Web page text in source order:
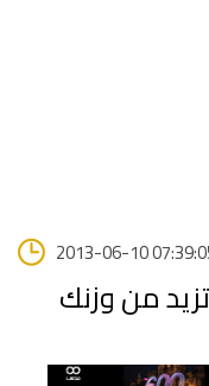
2013-06-10
من وزنك